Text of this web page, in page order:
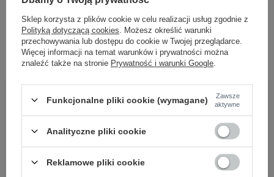
Różowe letnie szorty we wzory
Ownership
Zaloguj się i zobacz cenę
Niebieski kombinezon w drobne
paski
Zaloguj się i zobacz cenę
BĄDŹ BLISKO NAS
Sklep korzysta z plików cookie w celu realizacji usług zgodnie z
Polityką dotyczącą cookies . Możesz określić warunki
przechowywania lub dostępu do cookie w Twojej przeglądarce.
Więcej informacji na temat warunków i prywatności można
znaleźć także na stronie Prywatność i warunki Google
Funkcjonalne pliki cookie (wymagane)
Zawsze
aktywne
Analityczne pliki cookie
Reklamowe pliki cookie